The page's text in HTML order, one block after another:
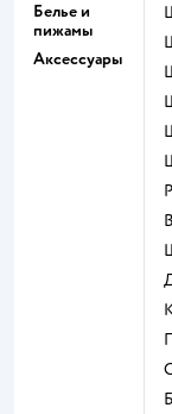
Белье и
пижамы
Аксессуары